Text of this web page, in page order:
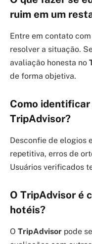
ruim em um
Entre em contato
resolver a situação.
avaliação honesta no
de forma objetiva.
Como
TripAdvisor?
Desconfie de elogios
repetitiva, erros de
Usuários verificados
O TripAdvisor é
hotéis?
O TripAdvisor pode